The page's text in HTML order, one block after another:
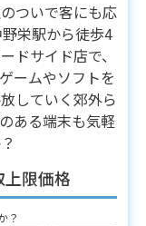
ついで客にも応
栄駅から徒歩4
ドサイド店で、
ームやソフトを
していく郊外ら
ある端末も気軽
上限価格
？